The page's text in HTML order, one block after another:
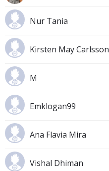
Nur Tania
Kirsten May Carlsson
M
Emklogan99
Ana Flavia Mira
Vishal Dhiman